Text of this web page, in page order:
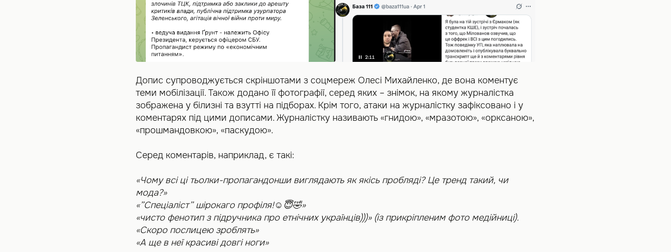
Допис супроводжується скріншотами з соцмереж Олесі Михайленко, де вона коментує
теми мобілізації. Також додано її фотографії, серед яких – знімок, на якому журналістка
зображена у білизні та взутті на підборах. Крім того, атаки на журналістку зафіксовано і у
коментарях під цими дописами. Журналістку називають «гнидою», «мразотою», «орксаною»,
«прошмандовкою», «паскудою».
Серед коментарів, наприклад, є такі:
«Чому всі ці тьолки-пропагандонши виглядають як якісь пробляді? Це тренд такий, чи
мода?»
«”Спеціаліст” шірокаго профіля!☺️😇🤣»
«чисто фенотип з підручника про етнічних українців)))» (із прикріпленим фото медійниці).
«Скоро послицею зроблять»
«А ще в неї красиві довгі ноги»